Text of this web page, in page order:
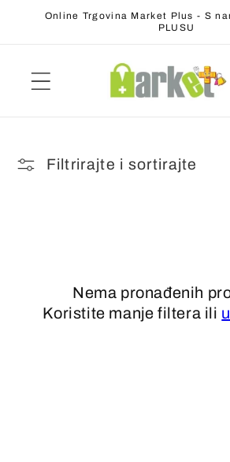
naOnline Trgovina Market Plus - S
PLUSU
Filtrirajte i sortirajte
Nema pronađenih
Koristite manje filtera ili